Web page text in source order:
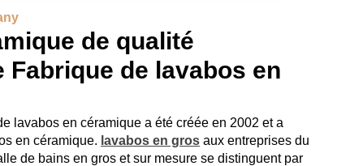
de qualité
de lavabos en
lavabos en céramique a été créée en 2002 et a
en céramique. lavabos en grosaux entreprises du
de bains en gros et sur mesure se distinguent par